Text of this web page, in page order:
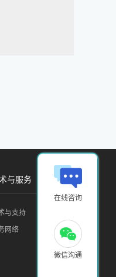
与服务
与支持
网络
在线咨询
微信沟通